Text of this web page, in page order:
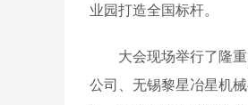
业园打造全国标杆。
大会现场举行了隆重
公司、无锡黎星冶星机